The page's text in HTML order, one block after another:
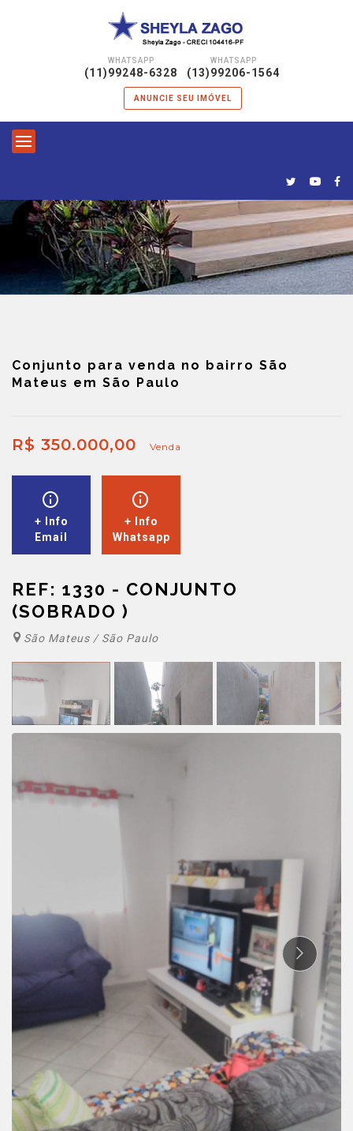
WHATSAPP
(11)99248-6328
WHATSAPP
(13)99206-1564
ANUNCIE SEU IMÓVEL
Conjunto para venda no bairro São
Mateus em São Paulo
R$ 350.000,00 Venda
+ Info
Email
+ Info
Whatsapp
REF: 1330 - CONJUNTO
(SOBRADO )
São Mateus / São Paulo